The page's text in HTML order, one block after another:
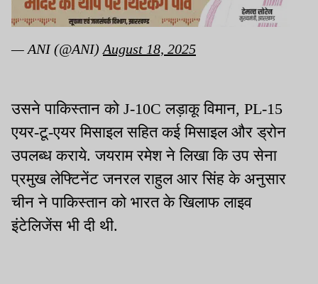
— ANI (@ANI) August 18, 2025
उसने पाकिस्तान को J-10C लड़ाकू विमान, PL-15
एयर-टू-एयर मिसाइल सहित कई मिसाइल और ड्रोन
उपलब्ध कराये. जयराम रमेश ने लिखा कि उप सेना
प्रमुख लेफ्टिनेंट जनरल राहुल आर सिंह के अनुसार
चीन ने पाकिस्तान को भारत के खिलाफ लाइव
इंटेलिजेंस भी दी थी.